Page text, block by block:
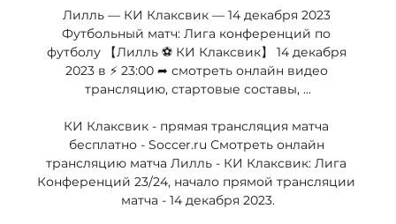
Лилль — КИ Клаксвик — 14 декабря 2023
Футбольный матч: Лига конференций по
футболу 【Лилль ⚽ КИ Клаксвик】 14 декабря
2023 в ⚡ 23:00 ➦ смотреть онлайн видео
трансляцию, стартовые составы, ...
КИ Клаксвик - прямая трансляция матча
бесплатно - Soccer.ru Смотреть онлайн
трансляцию матча Лилль - КИ Клаксвик: Лига
Конференций 23/24, начало прямой трансляции
матча - 14 декабря 2023.